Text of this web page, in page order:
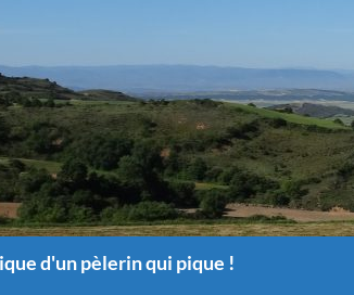
d'un pèlerin qui pique !